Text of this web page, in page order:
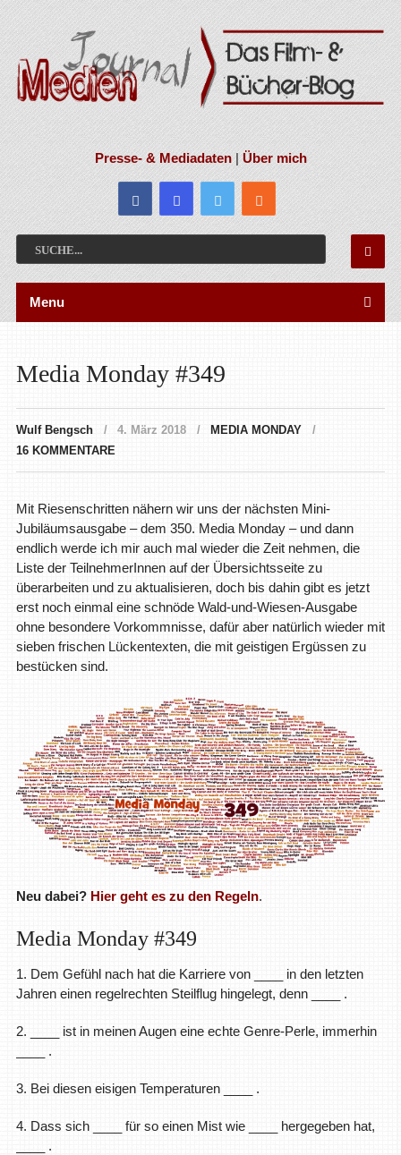
Presse- & Mediadaten|Über mich
Menu
Media Monday #349
Wulf Bengsch 4. März 2018
MEDIA MONDAY
16 KOMMENTARE
Mit Riesenschritten nähern wir uns der nächsten Mini-
Jubiläumsausgabe – dem 350. Media Monday – und dann
endlich werde ich mir auch mal wieder die Zeit nehmen, die
Liste der TeilnehmerInnen auf der Übersichtsseite zu
überarbeiten und zu aktualisieren, doch bis dahin gibt es jetzt
erst noch einmal eine schnöde Wald-und-Wiesen-Ausgabe
ohne besondere Vorkommnisse, dafür aber natürlich wieder mit
sieben frischen Lückentexten, die mit geistigen Ergüssen zu
bestücken sind.
Neu dabei? Hier geht es zu den Regeln.
Media Monday #349
1. Dem Gefühl nach hat die Karriere von ____ in den letzten
Jahren einen regelrechten Steilflug hingelegt, denn ____ .
2. ____ ist in meinen Augen eine echte Genre-Perle, immerhin
____ .
3. Bei diesen eisigen Temperaturen ____ .
4. Dass sich ____ für so einen Mist wie ____ hergegeben hat,
____ .